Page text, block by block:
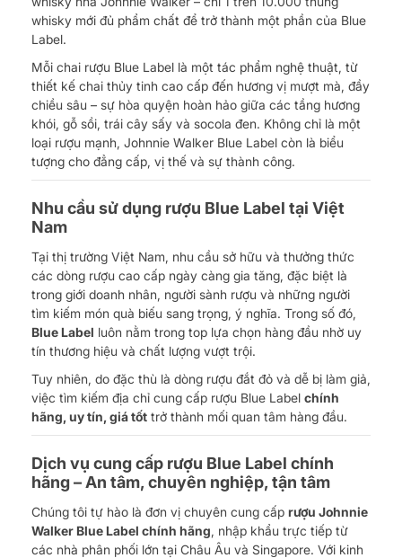
whisky mới đủ phẩm chất để trở thành một phần của Blue
Label.
Mỗi chai rượu Blue Label là một tác phẩm nghệ thuật, từ
thiết kế chai thủy tinh cao cấp đến hương vị mượt mà, đầy
chiều sâu – sự hòa quyện hoàn hảo giữa các tầng hương
khói, gỗ sồi, trái cây sấy và socola đen. Không chỉ là một
loại rượu mạnh, Johnnie Walker Blue Label còn là biểu
tượng cho đẳng cấp, vị thế và sự thành công.
Nhu cầu sử dụng rượu Blue Label tại Việt
Nam
Tại thị trường Việt Nam, nhu cầu sở hữu và thưởng thức
các dòng rượu cao cấp ngày càng gia tăng, đặc biệt là
trong giới doanh nhân, người sành rượu và những người
tìm kiếm món quà biếu sang trọng, ý nghĩa. Trong số đó,
Blue Label luôn nằm trong top lựa chọn hàng đầu nhờ uy
tín thương hiệu và chất lượng vượt trội.
Tuy nhiên, do đặc thù là dòng rượu đắt đỏ và dễ bị làm giả,
việc tìm kiếm địa chỉ cung cấp rượu Blue Label chính
hãng, uy tín, giá tốt trở thành mối quan tâm hàng đầu.
Dịch vụ cung cấp rượu Blue Label chính
hãng – An tâm, chuyên nghiệp, tận tâm
Chúng tôi tự hào là đơn vị chuyên cung cấp rượu Johnnie
Walker Blue Label chính hãng, nhập khẩu trực tiếp từ
các nhà phân phối lớn tại Châu Âu và Singapore. Với kinh